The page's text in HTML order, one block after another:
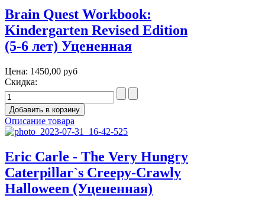
Brain Quest Workbook:
Kindergarten Revised Edition
(5-6 лет) Уцененная
Цена: 1450,00 руб
Скидка:
Описание товара
Eric Carle - The Very Hungry
Caterpillar`s Creepy-Crawly
Halloween (Уцененная)